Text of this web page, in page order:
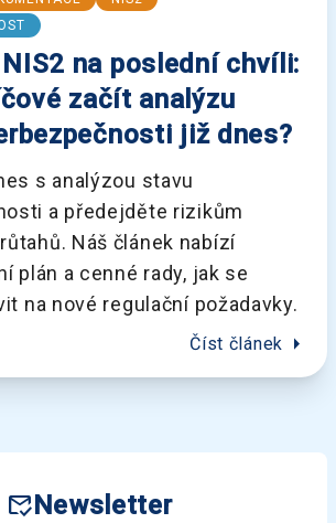
na poslední chvíli:
začít analýzu
již dnes?
s analýzou stavu
a předejděte rizikům
Náš článek nabízí
plán a cenné rady, jak se
na nové regulační požadavky.
Číst článek arrow_right
mark_email_read Newsletter